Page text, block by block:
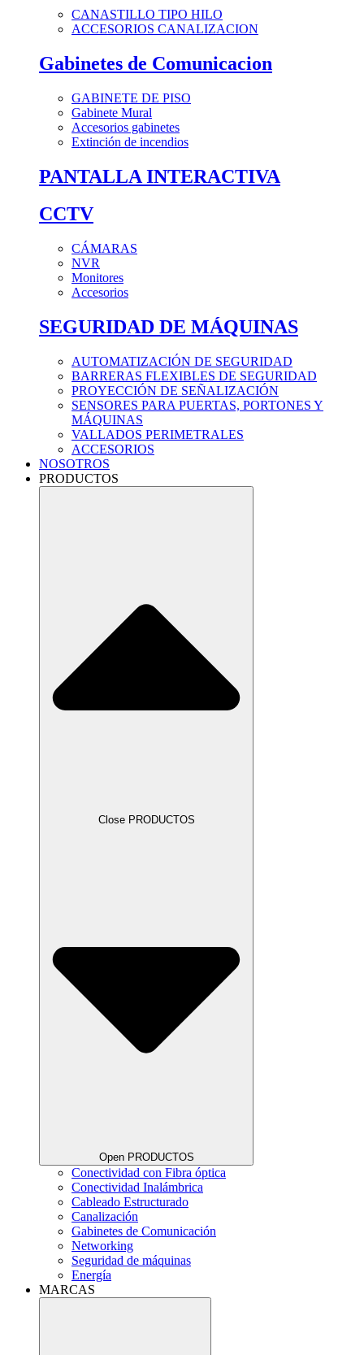
CANASTILLO TIPO HILO
ACCESORIOS CANALIZACION
Gabinetes de Comunicacion
GABINETE DE PISO
Gabinete Mural
Accesorios gabinetes
Extinción de incendios
PANTALLA INTERACTIVA
CCTV
CÁMARAS
NVR
Monitores
Accesorios
SEGURIDAD DE MÁQUINAS
AUTOMATIZACIÓN DE SEGURIDAD
BARRERAS FLEXIBLES DE SEGURIDAD
PROYECCIÓN DE SEÑALIZACIÓN
SENSORES PARA PUERTAS, PORTONES Y
MÁQUINAS
VALLADOS PERIMETRALES
ACCESORIOS
NOSOTROS
PRODUCTOS
Close PRODUCTOS
Open PRODUCTOS
Conectividad con Fibra óptica
Conectividad Inalámbrica
Cableado Estructurado
Canalización
Gabinetes de Comunicación
Networking
Seguridad de máquinas
Energía
MARCAS